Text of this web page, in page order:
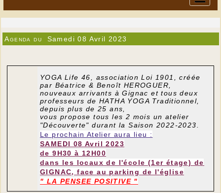
Agenda du Samedi 08 Avril 2023
YOGA Life 46
, association Loi 1901, créée
par Béatrice & Benoît HEROGUER,
nouveaux arrivants à Gignac et tous deux
professeurs de HATHA YOGA Traditionnel,
depuis plus de 25 ans,
vous propose tous les 2 mois un atelier
"Découverte" durant la Saison 2022-2023.
Le prochain Atelier aura lieu :
SAMEDI 08 Avril 2023
de 9H30 à 12H00
dans les locaux de l'école (1er étage) de
GIGNAC, face au parking de l'église
" LA PENSEE POSITIVE "